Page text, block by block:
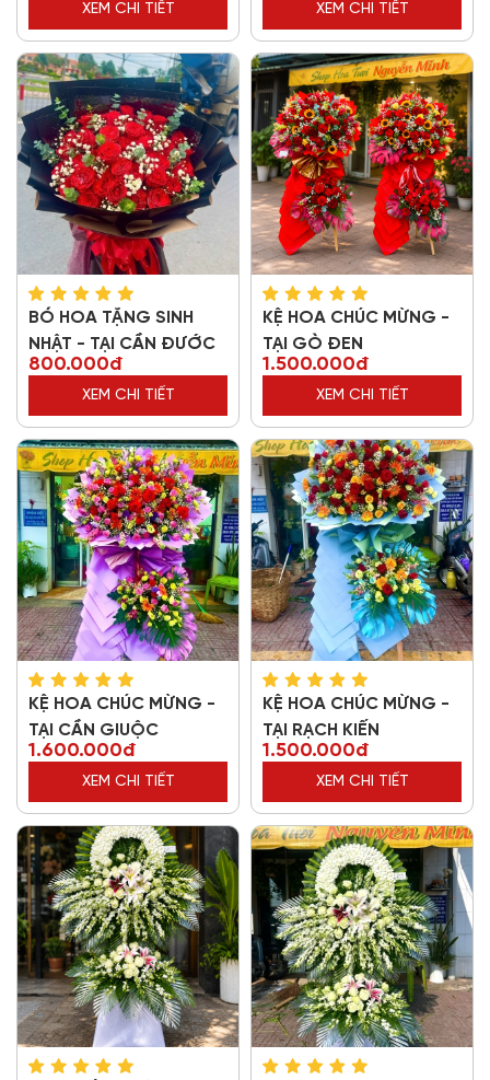
XEM CHI TIẾT XEM CHI TIẾT
BÓ HOA TẶNG SINH
NHẬT - TẠI CẦN ĐƯỚC
800.000đ
XEM CHI TIẾT
KỆ HOA CHÚC MỪNG -
TẠI GÒ ĐEN
1.500.000đ
XEM CHI TIẾT
KỆ HOA CHÚC MỪNG -
TẠI CẦN GIUỘC
1.600.000đ
XEM CHI TIẾT
KỆ HOA CHÚC MỪNG -
TẠI RẠCH KIẾN
1.500.000đ
XEM CHI TIẾT